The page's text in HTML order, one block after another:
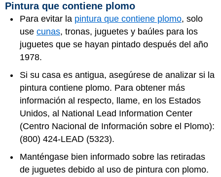
Pintura que contiene plomo
Para evitar la pintura que contiene plomo, solo
use cunas, tronas, juguetes y baúles para los
juguetes que se hayan pintado después del año
1978.
Si su casa es antigua, asegúrese de analizar si la
pintura contiene plomo. Para obtener más
información al respecto, llame, en los Estados
Unidos, al National Lead Information Center
(Centro Nacional de Información sobre el Plomo):
(800) 424-LEAD (5323).
Manténgase bien informado sobre las retiradas
de juguetes debido al uso de pintura con plomo.